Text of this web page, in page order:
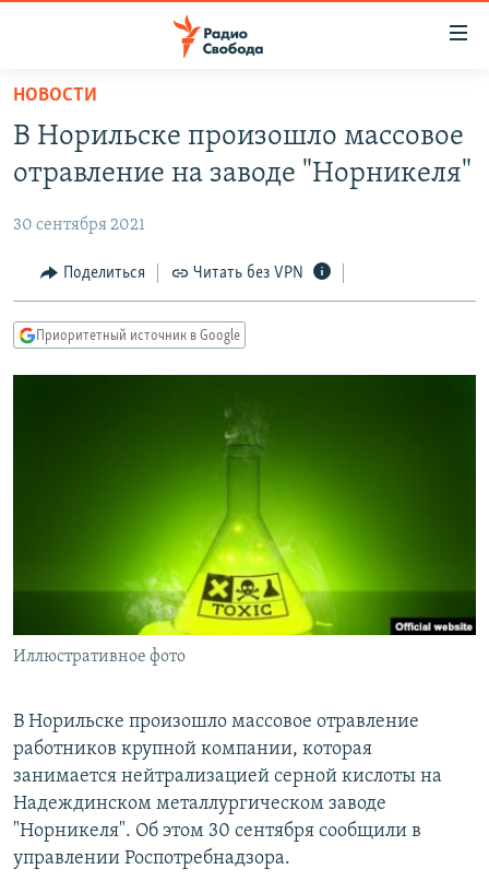
упрощенного
доступа
основному
Вернутся
главной
навигации
Вернутся
ПОДКАСТЫ
АВТОРСКИЕ ПРОЕКТЫ
ЦИТАТЫ СВОБОДЫ
МНЕНИЯ
IDEL.РЕАЛИИ
РАСПИСАНИЕ ВЕЩАНИЯ
ПОДПИШИТЕСЬ НА РАССЫЛКУ
СОЦИАЛЬНЫЕ СЕТИ
Все сайты РСЕ/РС
НОВОСТИ
В Норильске произошло массовое
отравление на заводе "Норникеля"
30 сентября 2021
Поделиться Читать без VPN
Приоритетный источник в Google
Иллюстративное фото
В Норильске произошло массовое отравление
работников крупной компании, которая
занимается нейтрализацией серной кислоты на
Надеждинском металлургическом заводе
"Норникеля". Об этом 30 сентября сообщили в
управлении Роспотребнадзора.